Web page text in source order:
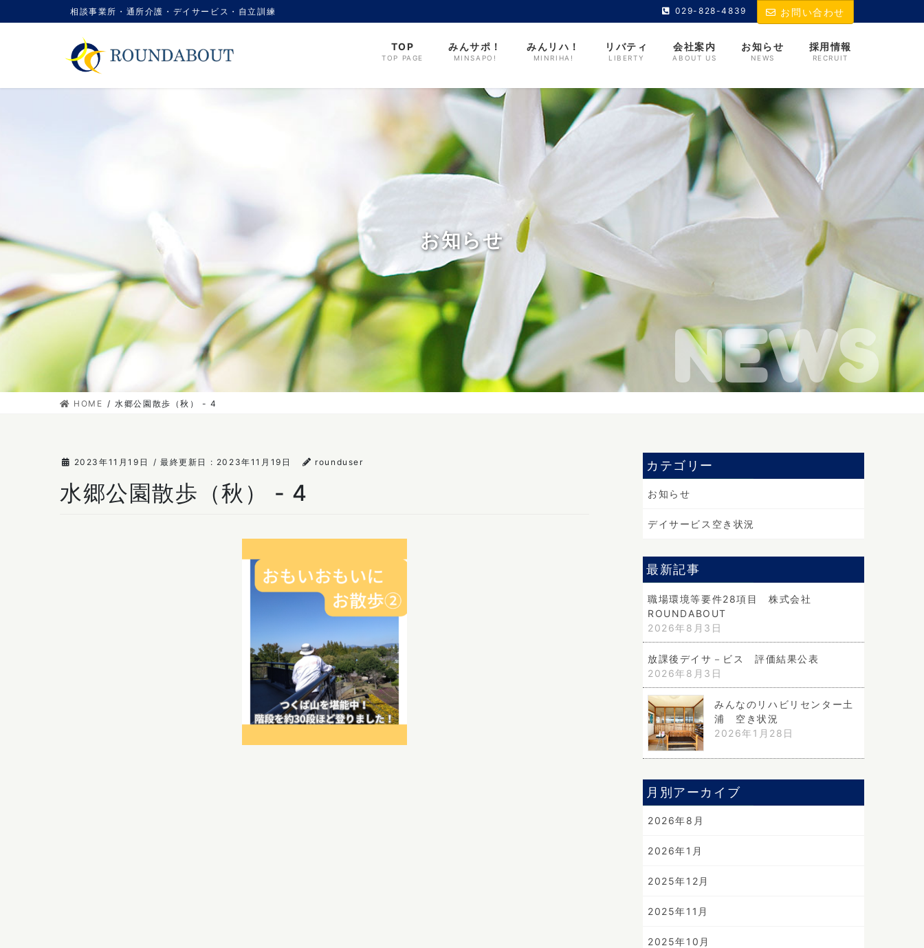
ン
に
ビ
ョ
相談事業所・通所介護・デイサービス・自立訓練 029-828-4839 お問い合わせ
TOP
TOP PAGE
みんサポ！
MINSAPO!
みんリハ！
MINRIHA!
リバティ
LIBERTY
会社案内
ABOUT US
お知らせ
NEWS
採用情報
RECRUIT
お知らせ
HOME 水郷公園散歩（秋） - 4
2023年11月19日 / 最終更新日 : 2023年11月19日 rounduser
水郷公園散歩（秋） - 4
カテゴリー
お知らせ
デイサービス空き状況
最新記事
職場環境等要件28項目 株式会社
ROUNDABOUT
2026年8月3日
放課後デイサ－ビス 評価結果公表
2026年8月3日
みんなのリハビリセンター土
浦 空き状況
2026年1月28日
月別アーカイブ
2026年8月
2026年1月
2025年12月
2025年11月
2025年10月